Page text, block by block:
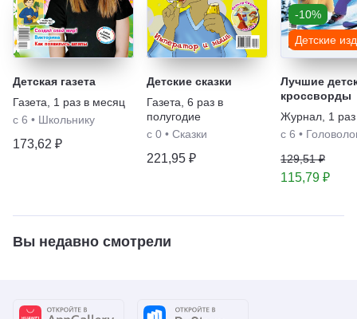
Детская газета
Газета
1 раз в месяц
с 6 • Школьнику
173,62 ₽
Детские сказки
Газета 6 раз в
полугодие
с 0 • Сказки
221,95 ₽
-10%
Детские
Лучшие
кроссворды
Журнал 1
с 6 •
129,51 ₽
115,79 ₽
Вы недавно смотрели